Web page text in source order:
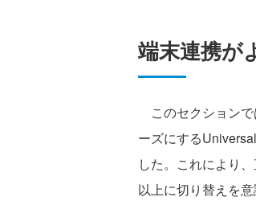
端末連携が
このセクション
ーズにする
した。これにより
以上に切り替えを